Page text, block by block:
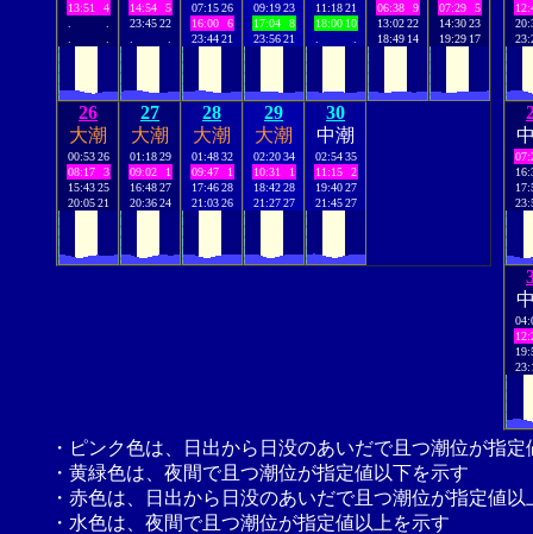
13:51
4
14:54
5
23:45 22
07:15 26
16:00
6
23:44 21
09:19 23
17:04
8
23:56 21
11:18 21
18:00 10
06:38
9
13:02 22
18:49 14
07:29
5
14:30 23
19:29 17
26
大潮
00:53 26
08:17
3
15:43 25
20:05 21
27
大潮
01:18 29
09:02
1
16:48 27
20:36 24
28
大潮
01:48 32
09:47
1
17:46 28
21:03 26
29
大潮
02:20 34
10:31
1
18:42 28
21:27 27
30
中潮
02:54 35
11:15
2
19:40 27
21:45 27
・ピンク色は、日出から日没のあいだで且つ潮位が指
・黄緑色は、夜間で且つ潮位が指定値以下を示す
・赤色は、日出から日没のあいだで且つ潮位が指定値以
・水色は、夜間で且つ潮位が指定値以上を示す